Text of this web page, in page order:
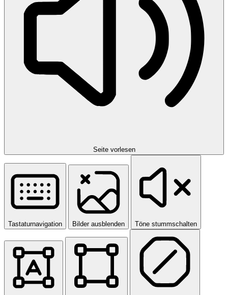
Seite vorlesen
Tastaturnavigation Bilder ausblenden Töne stummschalten